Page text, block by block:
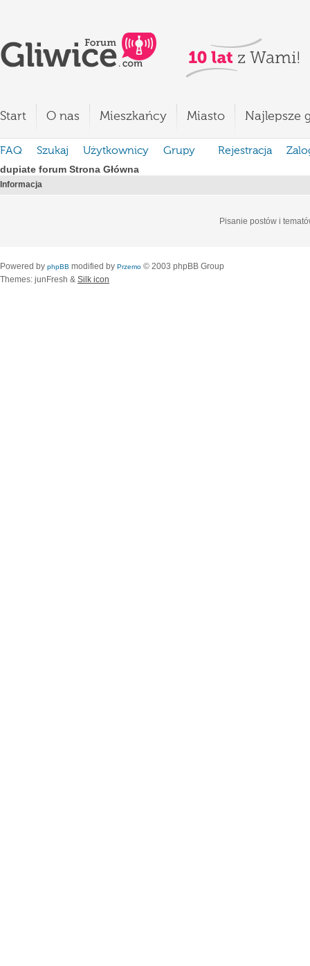
Start O nas Mieszkańcy Miasto Najlepsze
FAQ Szukaj Użytkownicy Grupy Rejestracja
dupiate forum Strona Główna
Informacja
Pisanie postów i
Powered by phpBB modified by Przemo © 2003 phpBB Group
Themes: junFresh & Silk icon